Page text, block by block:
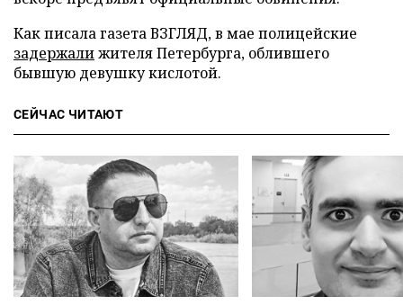
Как писала газета ВЗГЛЯД, в мае полицейские
задержалижителя Петербурга, облившего
бывшую девушку кислотой.
СЕЙЧАС ЧИТАЮТ